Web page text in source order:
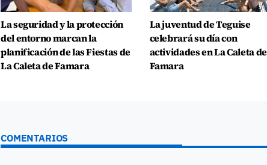
La seguridad y la protección
del entorno marcan la
planificación de las Fiestas de
La Caleta de Famara
La juventud de Teguise
celebrará su día con
actividades en La Caleta de
Famara
COMENTARIOS